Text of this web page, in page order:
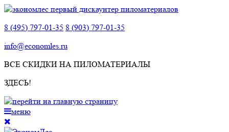
8 (495) 797-01-35 8 (903) 797-01-35
info@economles.ru
ВСЕ СКИДКИ НА ПИЛОМАТЕРИАЛЫ
ЗДЕСЬ!
меню